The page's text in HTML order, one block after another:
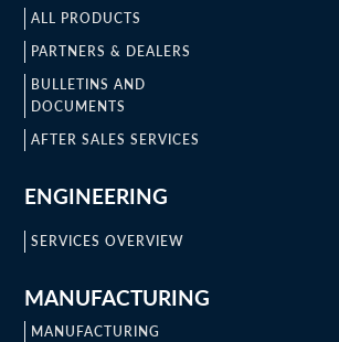
ALL PRODUCTS
PARTNERS & DEALERS
BULLETINS AND
DOCUMENTS
AFTER SALES SERVICES
ENGINEERING
SERVICES OVERVIEW
MANUFACTURING
MANUFACTURING